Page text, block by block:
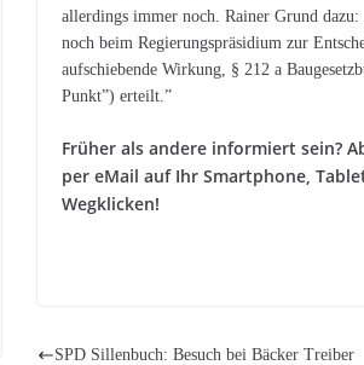
allerdings immer noch. Rainer Grund
noch beim Regierungspräsidium zur
aufschiebende Wirkung, § 212 a
Punkt”) erteilt.”
Früher als andere informiert sein?
per eMail auf Ihr Smartphone,
Wegklicken!
SPD Sillenbuch: Besuch bei Bäcker Treiber